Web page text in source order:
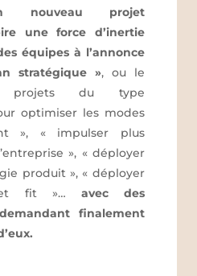
nouveau projet
une force d’inertie
équipes à l’annonce
stratégique », ou le
projets du type
optimiser les modes
», « impulser plus
», « déployer
produit », « déployer
fit »… avec des
finalement